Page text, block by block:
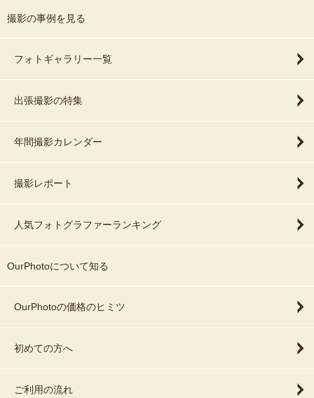
撮影の事例を見る
フォトギャラリー一覧
出張撮影の特集
年間撮影カレンダー
撮影レポート
人気フォトグラファーランキング
OurPhotoについて知る
OurPhotoの価格のヒミツ
初めての方へ
ご利用の流れ